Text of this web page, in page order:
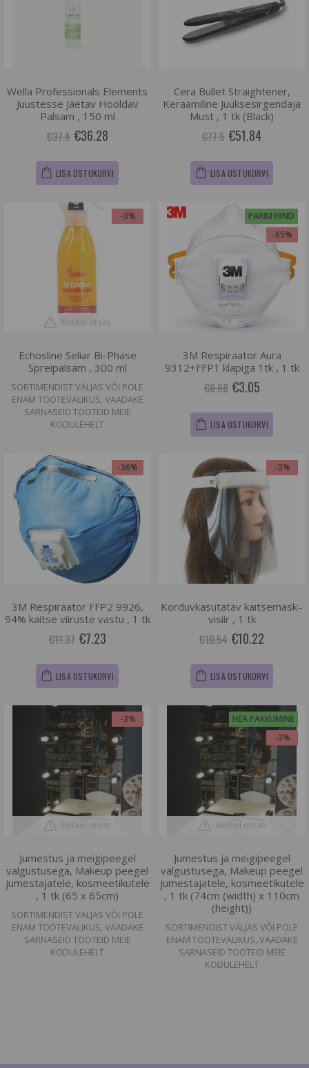
Wella Professionals Elements
Juustesse Jäetav Hooldav
Palsam , 150 ml
€37.4 €36.28
LISA OSTUKORVI
Cera Bullet Straightener,
Keraamiline Juuksesirgendaja
Must , 1 tk (Black)
€77.5 €51.84
LISA OSTUKORVI
-3%
Hetkel otsas
Echosline Seliar Bi-Phase
Spreipalsam , 300 ml
SORTIMENDIST VÄLJAS VÕI POLE
ENAM TOOTEVALIKUS, VAADAKE
SARNASEID TOOTEID MEIE
KODULEHELT
PARIM HIND
-65%
3M Respiraator Aura
9312+FFP1 klapiga 1tk , 1 tk
€8.68 €3.05
LISA OSTUKORVI
-36%
3M Respiraator FFP2 9926,
94% kaitse viiruste vastu , 1 tk
€11.37 €7.23
LISA OSTUKORVI
-3%
Korduvkasutatav kaitsemask–
visiir , 1 tk
€10.54 €10.22
LISA OSTUKORVI
-3%
Hetkel otsas
Jumestus ja meigipeegel
valgustusega, Makeup peegel
jumestajatele, kosmeetikutele
, 1 tk (65 x 65cm)
SORTIMENDIST VÄLJAS VÕI POLE
ENAM TOOTEVALIKUS, VAADAKE
SARNASEID TOOTEID MEIE
KODULEHELT
HEA PAKKUMINE
-3%
Hetkel otsas
Jumestus ja meigipeegel
valgustusega, Makeup peegel
jumestajatele, kosmeetikutele
, 1 tk (74cm (width) x 110cm
(height))
SORTIMENDIST VÄLJAS VÕI POLE
ENAM TOOTEVALIKUS, VAADAKE
SARNASEID TOOTEID MEIE
KODULEHELT